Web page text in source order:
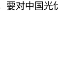
对中国光